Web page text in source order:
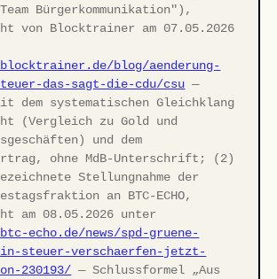
Bürgerkommunikation"),
von Blocktrainer am 07.05.2026
blog/aenderung-
das-sagt-die-cdu/csu —
dem systematischen Gleichklang
(Vergleich zu Gold und
und dem
ohne MdB-Unterschrift; (2)
Stellungnahme der
an BTC-ECHO,
am 08.05.2026 unter
echo.de/news/spd-gruene-
steuer-verschaerfen-jetzt-
230193/ — Schlussformel „Aus